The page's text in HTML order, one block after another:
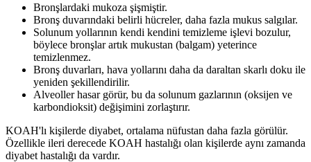
Bronşlardaki mukoza şişmiştir.
Bronş duvarındaki belirli hücreler, daha fazla mukus salgılar.
Solunum yollarının kendi kendini temizleme işlevi bozulur,
böylece bronşlar artık mukustan (balgam) yeterince
temizlenmez.
Bronş duvarları, hava yollarını daha da daraltan skarlı doku ile
yeniden şekillendirilir.
Alveoller hasar görür, bu da solunum gazlarının (oksijen ve
karbondioksit) değişimini zorlaştırır.
KOAH'lı kişilerde diyabet, ortalama nüfustan daha fazla görülür.
Özellikle ileri derecede KOAH hastalığı olan kişilerde aynı zamanda
diyabet hastalığı da vardır.